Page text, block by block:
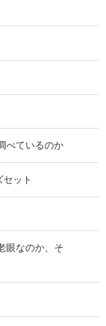
べているのか
ット
眼なのか、そ